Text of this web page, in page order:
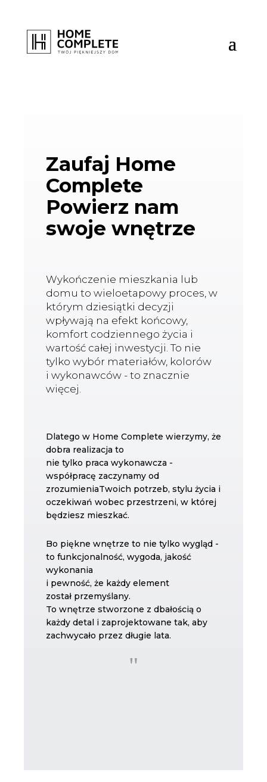
Zaufaj Home
Complete
Powierz nam
swoje wnętrze
Wykończenie mieszkania lub
domu to wieloetapowy proces, w
którym dziesiątki decyzji
wpływają na efekt końcowy,
komfort codziennego życia i
wartość całej inwestycji. To nie
tylko wybór materiałów, kolorów
i wykonawców - to znacznie
więcej.
Dlatego w Home Complete wierzymy, że
dobra realizacja to
nie tylko praca wykonawcza -
współpracę zaczynamy od
zrozumieniaTwoich potrzeb, stylu życia i
oczekiwań wobec przestrzeni, w której
będziesz mieszkać.
Bo piękne wnętrze to nie tylko wygląd -
to funkcjonalność, wygoda, jakość
wykonania
i pewność, że każdy element
został przemyślany.
To wnętrze stworzone z dbałością o
każdy detal i zaprojektowane tak, aby
zachwycało przez długie lata.
"